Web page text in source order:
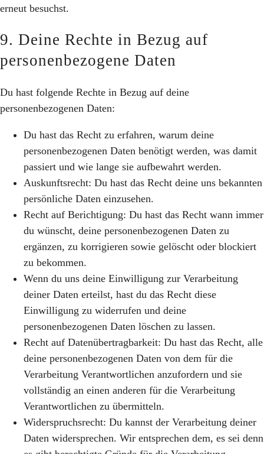
erneut besuchst.
9. Deine Rechte in Bezug auf
personenbezogene Daten
Du hast folgende Rechte in Bezug auf deine
personenbezogenen Daten:
Du hast das Recht zu erfahren, warum deine
personenbezogenen Daten benötigt werden, was damit
passiert und wie lange sie aufbewahrt werden.
Auskunftsrecht: Du hast das Recht deine uns bekannten
persönliche Daten einzusehen.
Recht auf Berichtigung: Du hast das Recht wann immer
du wünscht, deine personenbezogenen Daten zu
ergänzen, zu korrigieren sowie gelöscht oder blockiert
zu bekommen.
Wenn du uns deine Einwilligung zur Verarbeitung
deiner Daten erteilst, hast du das Recht diese
Einwilligung zu widerrufen und deine
personenbezogenen Daten löschen zu lassen.
Recht auf Datenübertragbarkeit: Du hast das Recht, alle
deine personenbezogenen Daten von dem für die
Verarbeitung Verantwortlichen anzufordern und sie
vollständig an einen anderen für die Verarbeitung
Verantwortlichen zu übermitteln.
Widerspruchsrecht: Du kannst der Verarbeitung deiner
Daten widersprechen. Wir entsprechen dem, es sei denn